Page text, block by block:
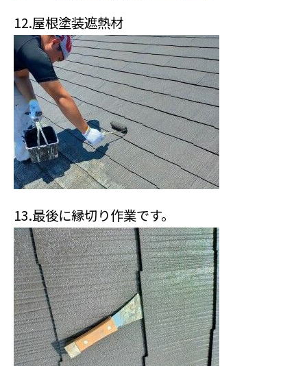
12.屋根塗装遮熱材
13.最後に縁切り作業です。